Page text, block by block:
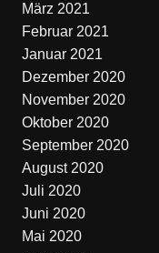
März 2021
Februar 2021
Januar 2021
Dezember 2020
November 2020
Oktober 2020
September 2020
August 2020
Juli 2020
Juni 2020
Mai 2020